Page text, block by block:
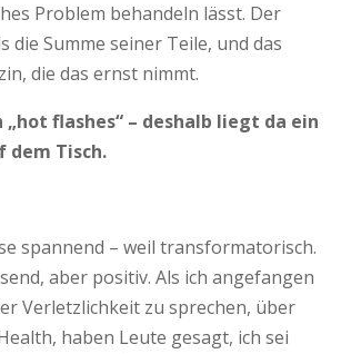
Problem behandeln lässt. Der
die Summe seiner Teile, und das
die das ernst nimmt.
„hot flashes“ – deshalb liegt da ein
dem Tisch.
spannend – weil transformatorisch.
aber positiv. Als ich angefangen
Verletzlichkeit zu sprechen, über
haben Leute gesagt, ich sei